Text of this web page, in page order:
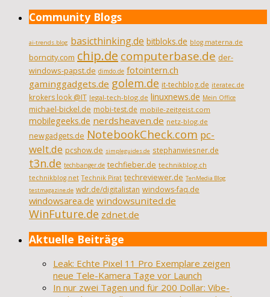
Community Blogs
ai-trends.blog basicthinking.de bitbloks.de blog.materna.de
borncity.com chip.de computerbase.de der-
windows-papst.de dimdo.de fotointern.ch
gaminggadgets.de golem.de it-techblog.de iteratec.de
krokers look @IT legal-tech-blog.de linuxnews.de Mein Office
michael-bickel.de mobi-test.de mobile-zeitgeist.com
mobilegeeks.de nerdsheaven.de netz-blog.de
newgadgets.de NotebookCheck.com pc-
welt.de pcshow.de simpleguides.de stephanwiesner.de
t3n.de techbanger.de techfieber.de technikblog.ch
technikblog.net Technik Pirat techreviewer.de TenMedia Blog
testmagazine.de wdr.de/digitalistan windows-faq.de
windowsarea.de windowsunited.de
WinFuture.de zdnet.de
Aktuelle Beiträge
Leak: Echte Pixel 11 Pro Exemplare zeigen
neue Tele-Kamera Tage vor Launch
In nur zwei Tagen und für 200 Dollar: Vibe-